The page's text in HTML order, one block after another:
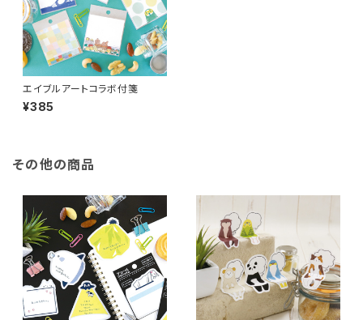
エイブルアートコラボ付箋
¥385
その他の商品